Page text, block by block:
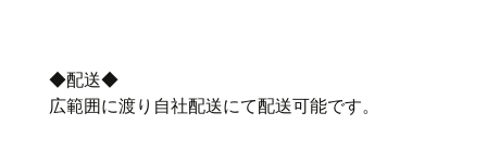
◆配送◆
広範囲に渡り自社配送にて配送可能です。